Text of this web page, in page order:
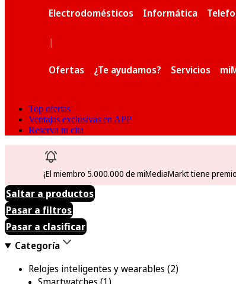
Electrodomésticos Informática
|
Ofertas ¿Te ayudamos? Servicios
Top ofertas
Ventajas exclusivas en APP
Reserva tu cita
¡El miembro 5.000.000 de miMediaMarkt tiene
Saltar a productos
Pasar a filtros
Pasar a clasificar
Categoría
Relojes inteligentes y wearables (2)